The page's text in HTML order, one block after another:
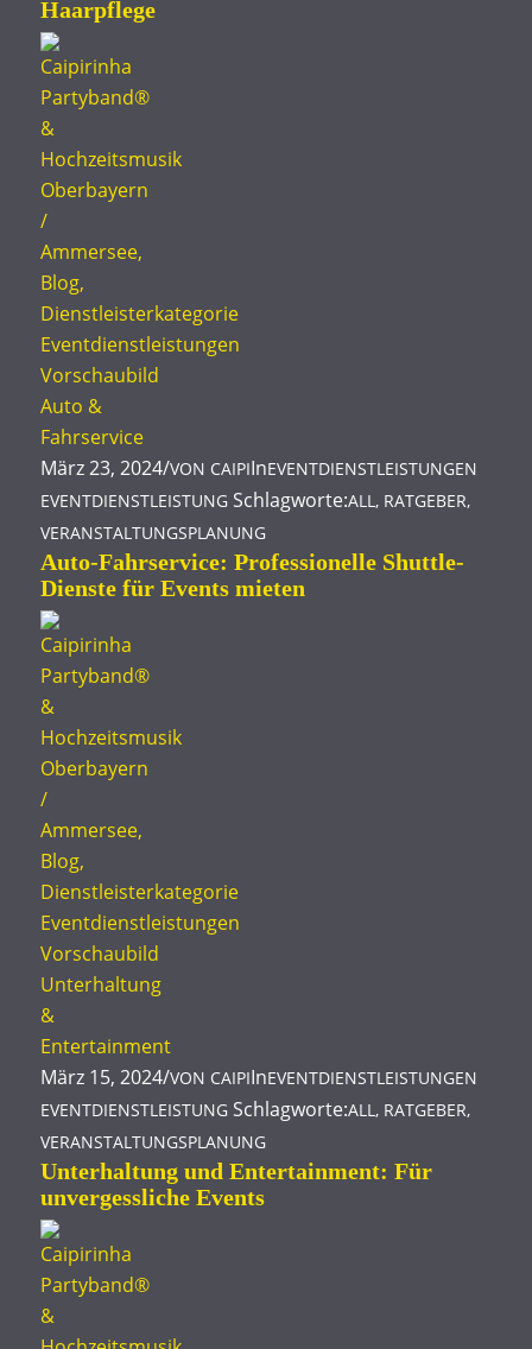
Haarpflege
März 23, 2024/VON CAIPIInEVENTDIENSTLEISTUNGEN
EVENTDIENSTLEISTUNG Schlagworte:ALL, RATGEBER,
VERANSTALTUNGSPLANUNG
Auto-Fahrservice: Professionelle Shuttle-
Dienste für Events mieten
März 15, 2024/VON CAIPIInEVENTDIENSTLEISTUNGEN
EVENTDIENSTLEISTUNG Schlagworte:ALL, RATGEBER,
VERANSTALTUNGSPLANUNG
Unterhaltung und Entertainment: Für
unvergessliche Events